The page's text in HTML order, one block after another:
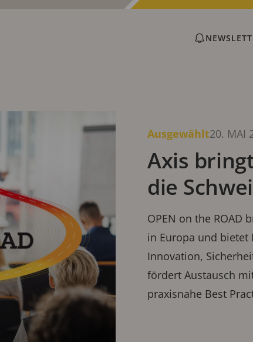
von Axis
Axis
die
OPEN on the ROAD
in Europa und bietet
Innovation,
fördert Austausch
praxisnahe Best
Ausgewählt20. MAI